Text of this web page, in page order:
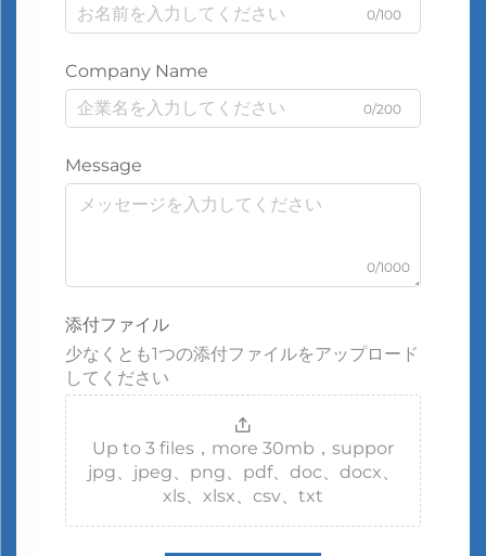
0/100
Company Name
0/200
Message
0/1000
添付ファイル
少なくとも1つの添付ファイルをアップロード
してください
Up to 3 files，more 30mb，suppor
jpg、jpeg、png、pdf、doc、docx、
xls、xlsx、csv、txt